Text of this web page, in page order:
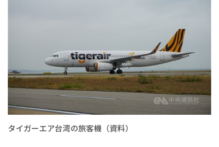
タイガーエア台湾の旅客機（資料）